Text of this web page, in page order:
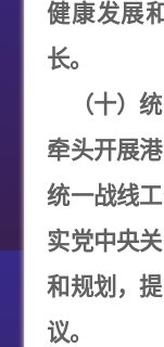
健康发展
长。
（十）
牵头开展
统一战线
实党中央
和规划，
议。